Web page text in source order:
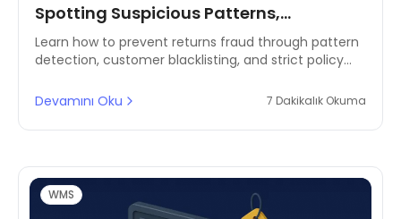
Spotting Suspicious Patterns,
Blacklisting Abusers, and Policy
Enforcement
Learn how to prevent returns fraud through pattern
detection, customer blacklisting, and strict policy
supply chain strategy.
Devamını Oku 7 Dakikalık Okuma
WMS